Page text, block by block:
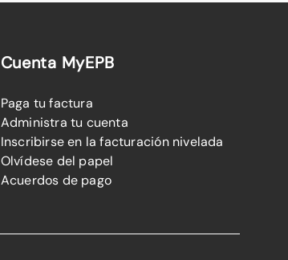
Cuenta MyEPB
Paga tu factura
Administra tu cuenta
Inscribirse en la facturación nivelada
Olvídese del papel
Acuerdos de pago